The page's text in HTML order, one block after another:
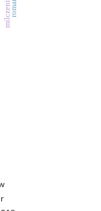
milczenie